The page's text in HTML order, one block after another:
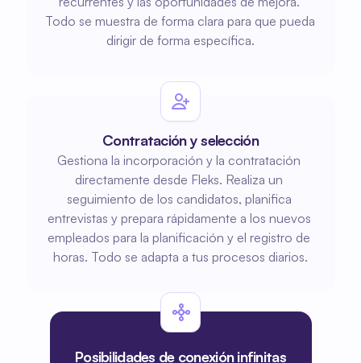
Todo se muestra de forma clara para que pueda
dirigir de forma específica.
Contratación y selección
Gestiona la incorporación y la contratación
directamente desde Fleks. Realiza un
seguimiento de los candidatos, planifica
entrevistas y prepara rápidamente a los nuevos
empleados para la planificación y el registro de
horas. Todo se adapta a tus procesos diarios.
Posibilidades de conexión infinitas